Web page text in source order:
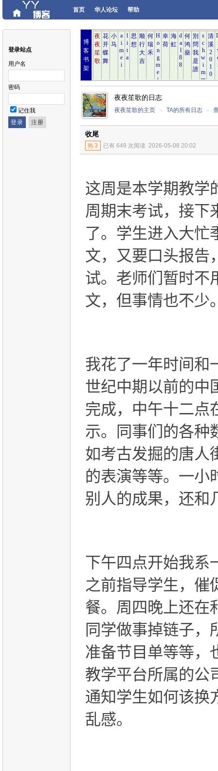
首页 华人论坛 帮助
登录站点
用户名
密码
记住我
博
客
书
架
夜夜笙歌的日志
夜夜笙歌的主页 » TA的所有日志 »
收尾
热3 已有 649 次阅读 2026-05-08 20:02
这周是本学期教学
周期末考试，接下
了。学生进入大忙
文，又要口头报告
试。老师们暂时不
文，但事情也不少
我花了一年时间和
世纪中期以前的中
完成，中午十二点
示。同事们的各种
如考古发掘的唐人
的表演等等。一小
别人的成果，还和
下午四点开始我系
之前指导学生，催
餐。周四晚上还在
同学做事掉链子，
准备节目单等等，
教学平台所属的公
通知学生如何该换
乱感。